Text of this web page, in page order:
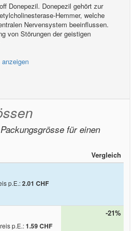
Donepezil. Donepezil gehört zur
Hemmer, welche
Nervensystem beeinflussen.
von Störungen der geistigen
für einen
Vergleich
p.E.:2.01 CHF
p.E.:1.59 CHF
-21%